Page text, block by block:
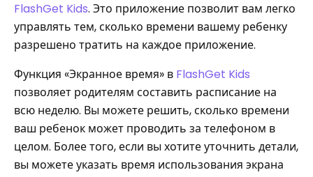
FlashGet Kids. Это приложение позволит вам легко
управлять тем, сколько времени вашему ребенку
разрешено тратить на каждое приложение.
Функция «Экранное время» в FlashGet Kids
позволяет родителям составить расписание на
всю неделю. Вы можете решить, сколько времени
ваш ребенок может проводить за телефоном в
целом. Более того, если вы хотите уточнить детали,
вы можете указать время использования экрана